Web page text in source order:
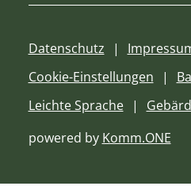
Datenschutz
Cookie-Einstellungen
Leichte Sprache
powered by Komm.ONE